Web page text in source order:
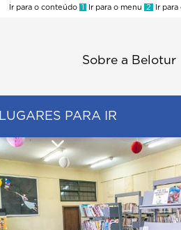
Ir para o conteúdo 1 Ir para o menu 2 Ir
Sobre a Belotur
LUGARES PARA IR